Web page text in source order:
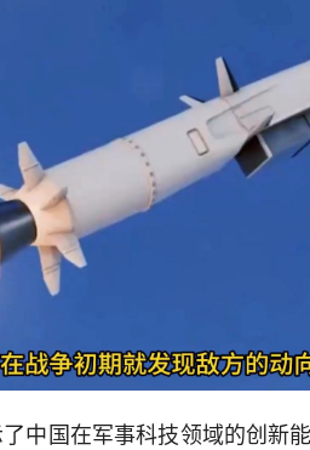
中国在军事科技领域的创新